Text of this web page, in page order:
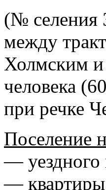
(№ селения
между
Холмским и
человека
при речке
Поселение
— уездного
— квартиры